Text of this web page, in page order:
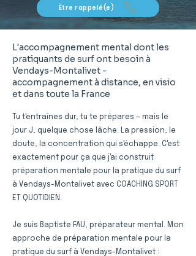
Être rappelé(e)
L'accompagnement mental dont les
pratiquants de surf ont besoin à
Vendays-Montalivet -
accompagnement à distance, en visio
et dans toute la France
Tu t'entraînes dur, tu te prépares — mais le
jour J, quelque chose lâche. La pression, le
doute, la concentration qui s'échappe. C'est
exactement pour ça que j'ai construit
préparation mentale pour la pratique du surf
à Vendays-Montalivet avec COACHING SPORT
ET QUOTIDIEN.
Je suis Baptiste FAU, préparateur mental. Mon
approche de préparation mentale pour la
pratique du surf à Vendays-Montalivet :